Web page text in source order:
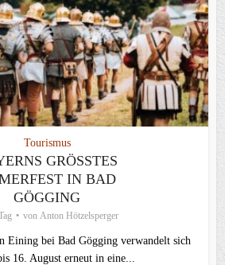
Tourismus
GRÖSSTES R
IN BAD G
ÖGGING
von Anton Hötzelsperger
Eining bei Bad Gögging verwandelt sich
16. August erneut in eine...